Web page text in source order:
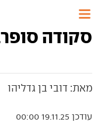
סקודה
מאת: דובי בן גדליהו
עודכן 19.11.25 00:00